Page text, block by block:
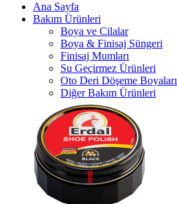
Ana Sayfa
Bakım Ürünleri
Boya ve Cilalar
Boya & Finisaj Süngeri
Finisaj Mumları
Su Geçirmez Ürünleri
Oto Deri Döşeme Boyaları
Diğer Bakım Ürünleri